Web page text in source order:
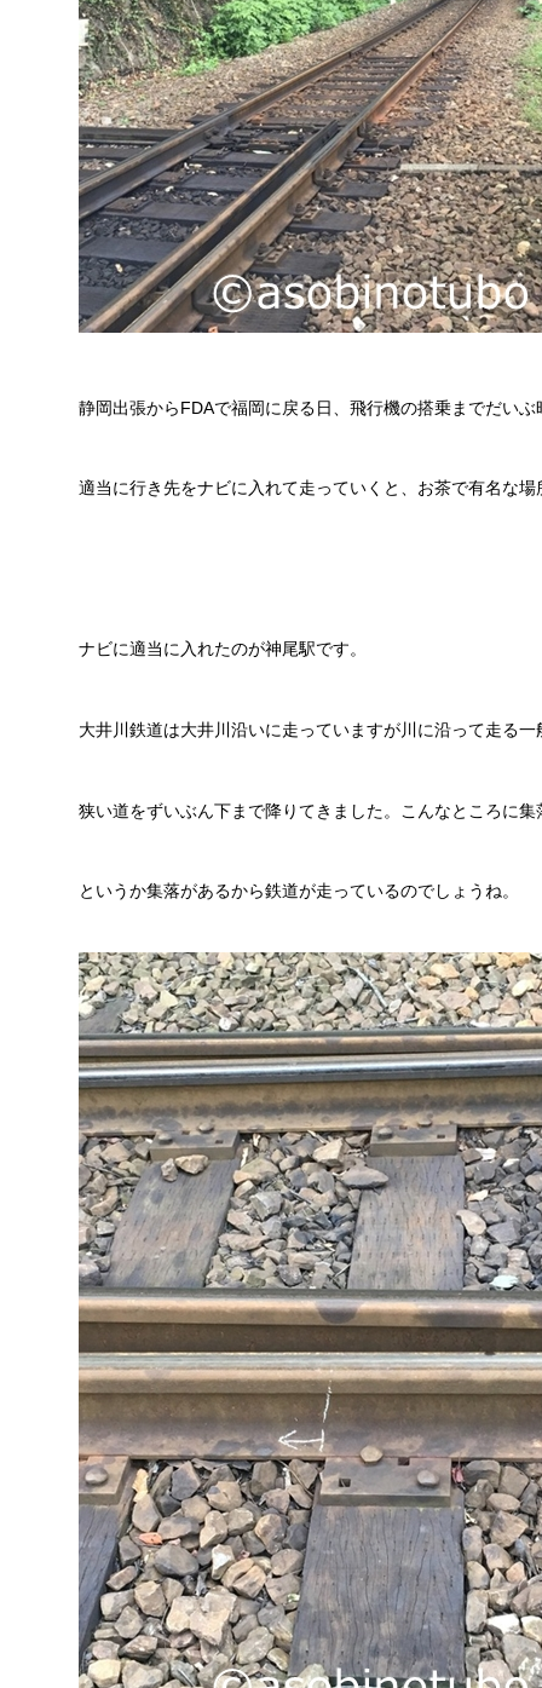
静岡出張からFDAで福岡に戻る日、飛行機の搭乗までだい
適当に行き先をナビに入れて走っていくと、お茶で有名な
ナビに適当に入れたのが神尾駅です。
大井川鉄道は大井川沿いに走っていますが川に沿って走る
狭い道をずいぶん下まで降りてきました。こんなところに
というか集落があるから鉄道が走っているのでしょうね。